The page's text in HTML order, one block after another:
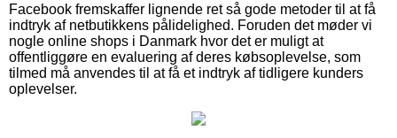
Facebook fremskaffer lignende ret så gode metoder til at få
indtryk af netbutikkens pålidelighed. Foruden det møder vi
nogle online shops i Danmark hvor det er muligt at
offentliggøre en evaluering af deres købsoplevelse, som
tilmed må anvendes til at få et indtryk af tidligere kunders
oplevelser.